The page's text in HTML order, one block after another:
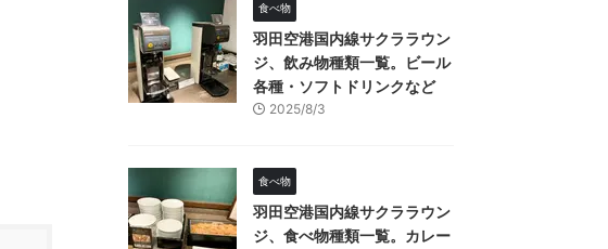
食べ物
羽田空港国内線サクララウン
ジ、飲み物種類一覧。ビール
各種・ソフトドリンクなど
2025/8/3
食べ物
羽田空港国内線サクララウン
ジ、食べ物種類一覧。カレー